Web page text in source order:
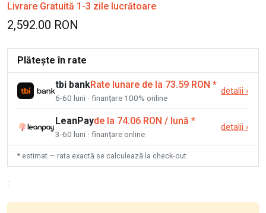
Livrare Gratuită 1-3 zile lucrătoare
2,592.00 RON
Plătește în rate
tbi bankRate lunare de la 73.59 RON *
6-60 luni · finanțare 100% online
detalii ›
LeanPayde la 74.06 RON / lună *
3-60 luni · finanțare online
detalii ›
* estimat — rata exactă se calculează la check-out
: